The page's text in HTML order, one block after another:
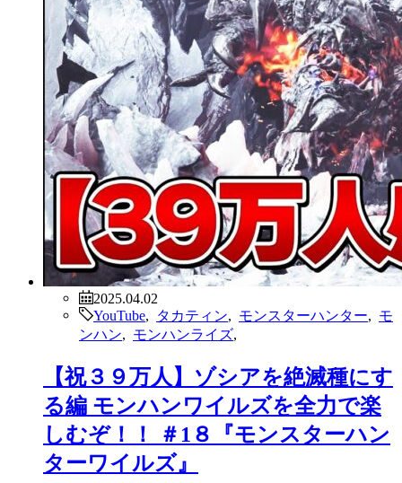
2025.04.02
YouTube
タカティン モンスターハンター
モ
ンハン
モンハンライズ
【祝３９万人】ゾシアを絶滅種にす
る編 モンハンワイルズを全力で楽
しむぞ！！ ＃1８『モンスターハン
ターワイルズ』